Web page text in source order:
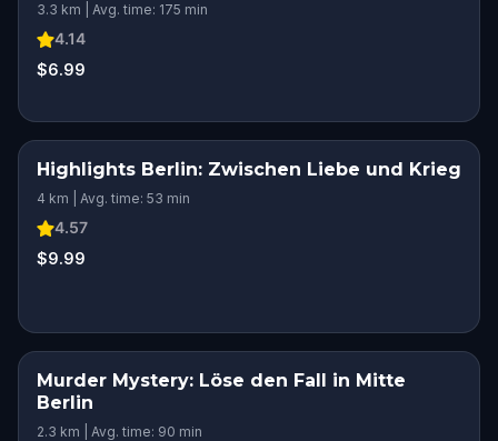
3.3 km | Avg. time: 175 min
4.14
$6.99
Highlights Berlin: Zwischen Liebe und Krieg
4 km | Avg. time: 53 min
4.57
$9.99
Murder Mystery: Löse den Fall in Mitte
Berlin
2.3 km | Avg. time: 90 min